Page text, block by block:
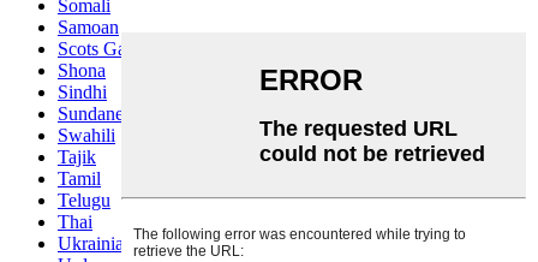
Somali
Samoan
Scots Gaelic
Shona
Sindhi
Sundanese
Swahili
Tajik
Tamil
Telugu
Thai
Ukrainian